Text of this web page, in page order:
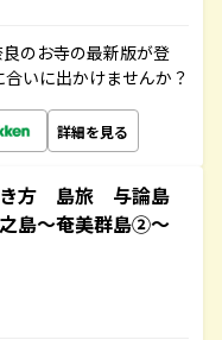
のお寺の最新版が登
いに出かけませんか？
詳細を見る
方 島旅 与論島
島～奄美群島②～